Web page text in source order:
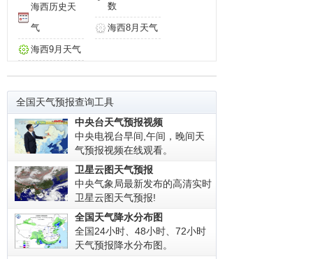
数
海西历史天
气
海西8月天气
海西9月天气
全国天气预报查询工具
中央台天气预报视频
中央电视台早间,午间，晚间天
气预报视频在线观看。
卫星云图天气预报
中央气象局最新发布的高清实时
卫星云图天气预报!
全国天气降水分布图
全国24小时、48小时、72小时
天气预报降水分布图。